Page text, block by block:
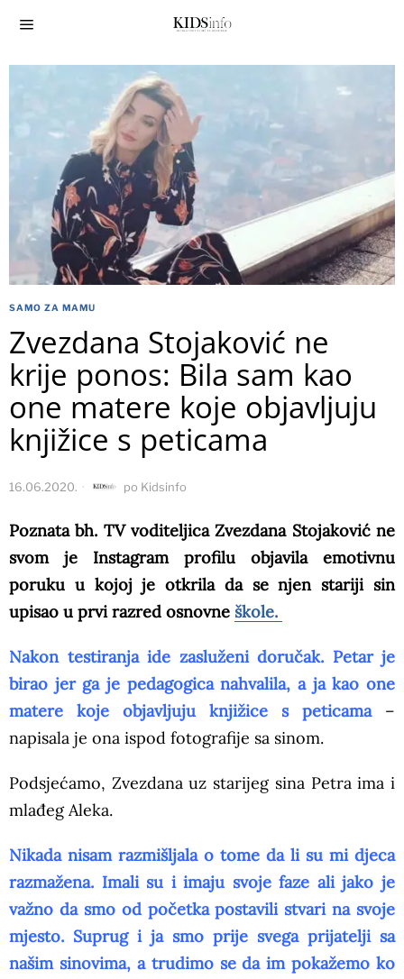
SAMO ZA MAMU
Zvezdana Stojaković ne
krije ponos: Bila sam kao
one matere koje objavljuju
knjižice s peticama
16.06.2020. po Kidsinfo
Poznata bh. TV voditeljica Zvezdana Stojaković ne
svom je Instagram profilu objavila emotivnu
poruku u kojoj je otkrila da se njen stariji sin
upisao u prvi razred osnovne škole.
Nakon testiranja ide zasluženi doručak. Petar je
birao jer ga je pedagogica nahvalila, a ja kao one
matere koje objavljuju knjižice s peticama–
napisala je ona ispod fotografije sa sinom.
Podsjećamo, Zvezdana uz starijeg sina Petra ima i
mlađeg Aleka.
Nikada nisam razmišljala o tome da li su mi djeca
razmažena. Imali su i imaju svoje faze ali jako je
važno da smo od početka postavili stvari na svoje
mjesto. Suprug i ja smo prije svega prijatelji sa
našim sinovima, a trudimo se da im pokažemo ko